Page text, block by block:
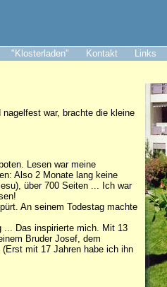
"Klosterladen" Kontakt Links
war, brachte die kleine
Lesen war meine
Also 2 Monate lang keine
über 700 Seiten ... Ich war
An seinem Todestag machte
... Das inspirierte mich. Mit 13
Bruder Josef, dem
mit 17 Jahren habe ich ihn